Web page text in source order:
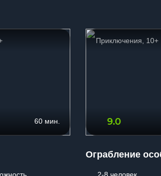
60 мин.
Приключения, 10+
9.0
Ограбление